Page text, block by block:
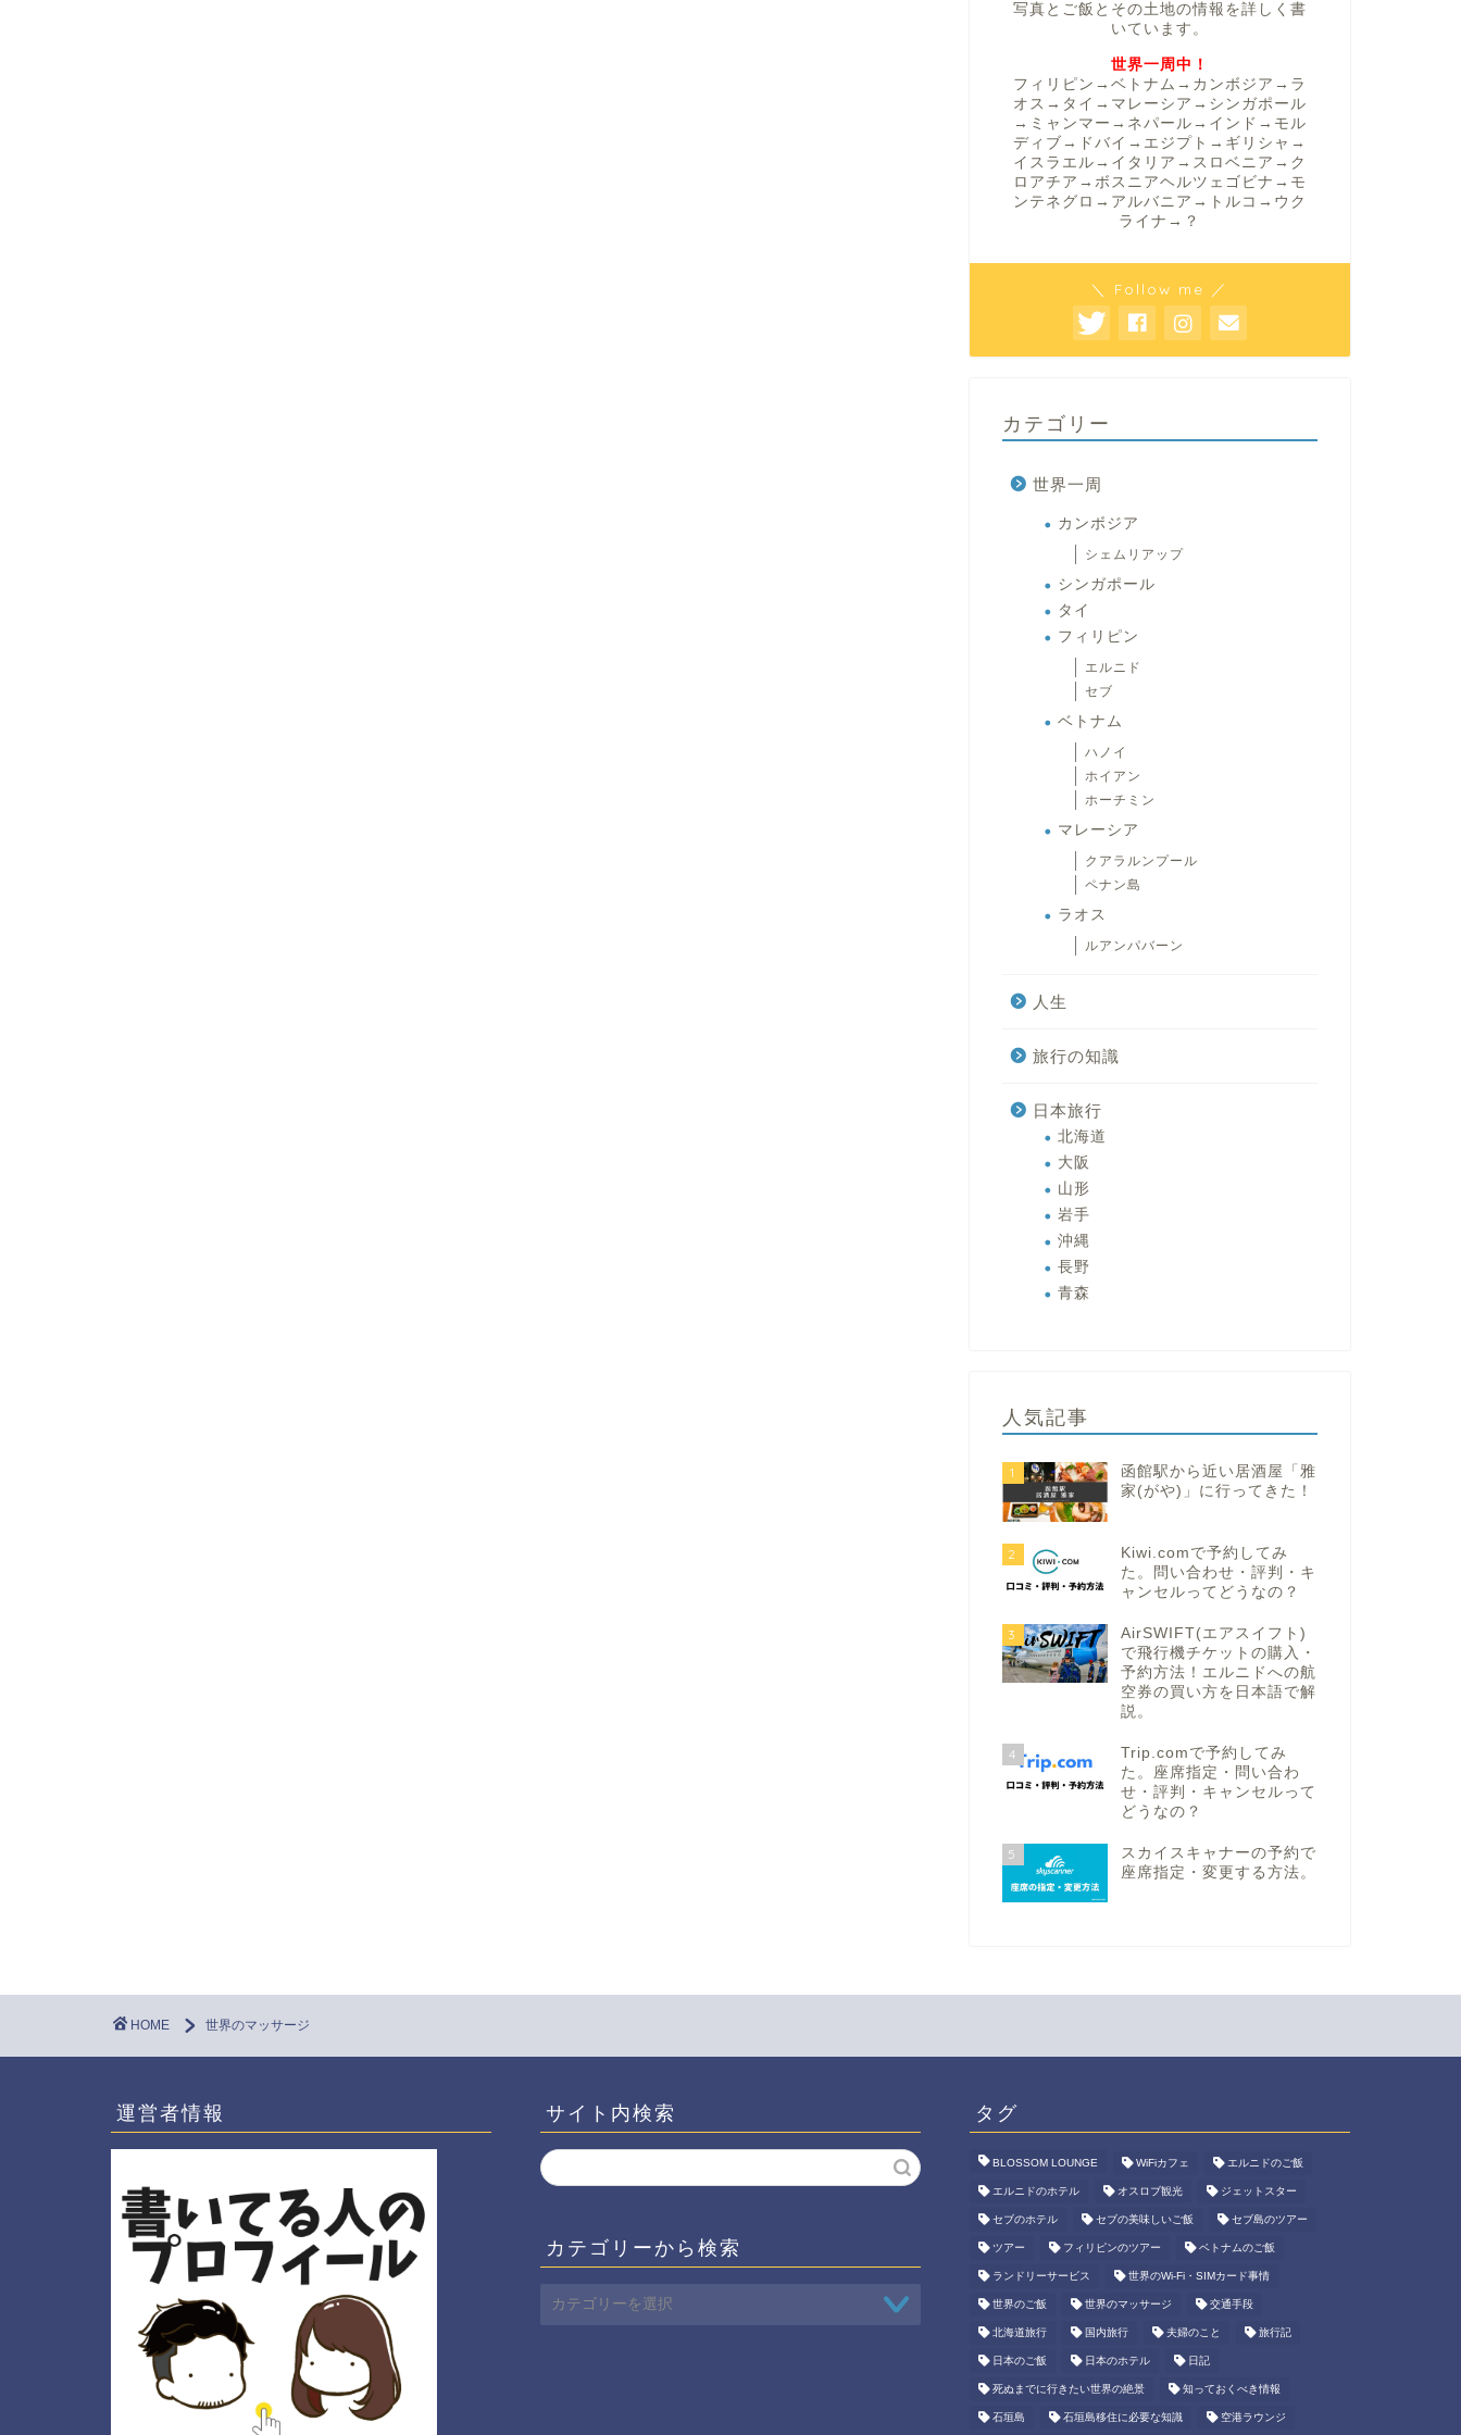
写真とご飯とその土地の情報を詳しく書
いています。
世界一周中！
フィリピン→ベトナム→カンボジア→ラ
オス→タイ→マレーシア→シンガポール
→ミャンマー→ネパール→インド→モル
ディブ→ドバイ→エジプト→ギリシャ→
イスラエル→イタリア→スロベニア→ク
ロアチア→ボスニアヘルツェゴビナ→モ
ンテネグロ→アルバニア→トルコ→ウク
ライナ→？
＼ Follow me ／
カテゴリー
世界一周
カンボジア
シェムリアップ
シンガポール
タイ
フィリピン
エルニド
セブ
ベトナム
ハノイ
ホイアン
ホーチミン
マレーシア
クアラルンプール
ペナン島
ラオス
ルアンパバーン
人生
旅行の知識
日本旅行
北海道
大阪
山形
岩手
沖縄
長野
青森
人気記事
1
函館駅から近い居酒屋「雅
家(がや)」に行ってきた！
2
Kiwi.comで予約してみ
た。問い合わせ・評判・キ
ャンセルってどうなの？
3
AirSWIFT(エアスイフト)
で飛行機チケットの購入・
予約方法！エルニドへの航
空券の買い方を日本語で解
説。
4
Trip.comで予約してみ
た。座席指定・問い合わ
せ・評判・キャンセルって
どうなの？
5
スカイスキャナーの予約で
座席指定・変更する方法。
HOME 世界のマッサージ
運営者情報 サイト内検索
カテゴリーから検索
タグ
BLOSSOM LOUNGE WiFiカフェ エルニドのご飯
エルニドのホテル オスロブ観光 ジェットスター
セブのホテル セブの美味しいご飯 セブ島のツアー
ツアー フィリピンのツアー ベトナムのご飯
ランドリーサービス 世界のWi-Fi・SIMカード事情
世界のご飯 世界のマッサージ 交通手段
北海道旅行 国内旅行 夫婦のこと 旅行記
日本のご飯 日本のホテル 日記
死ぬまでに行きたい世界の絶景 知っておくべき情報
石垣島 石垣島移住に必要な知識 空港ラウンジ